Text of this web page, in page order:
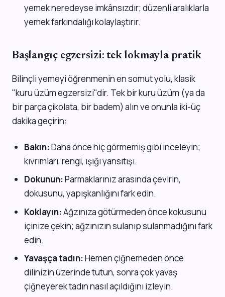
yemek neredeyse imkânsızdır; düzenli aralıklarla
yemek farkındalığı kolaylaştırır.
Başlangıç egzersizi: tek lokmayla pratik
Bilinçli yemeyi öğrenmenin en somut yolu, klasik
"kuru üzüm egzersizi"dir. Tek bir kuru üzüm (ya da
bir parça çikolata, bir badem) alın ve onunla iki-üç
dakika geçirin:
Bakın:Daha önce hiç görmemiş gibi inceleyin;
kıvrımları, rengi, ışığı yansıtışı.
Dokunun:Parmaklarınız arasında çevirin,
dokusunu, yapışkanlığını fark edin.
Koklayın:Ağzınıza götürmeden önce kokusunu
içinize çekin; ağzınızın sulanıp sulanmadığını fark
edin.
Yavaşça tadın:Hemen çiğnemeden önce
dilinizin üzerinde tutun, sonra çok yavaş
çiğneyerek tadın nasıl açıldığını izleyin.